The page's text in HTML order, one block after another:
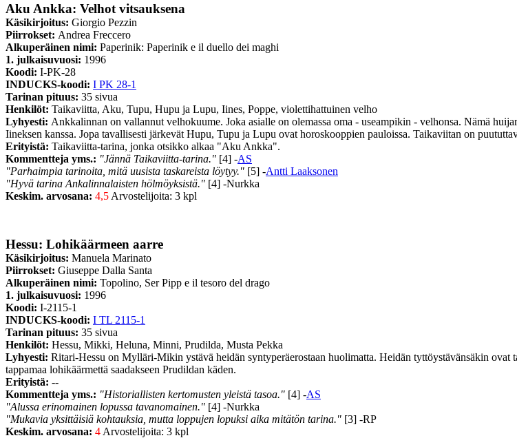
Aku Ankka: Velhot vitsauksena
Käsikirjoitus: Giorgio Pezzin
Piirrokset: Andrea Freccero
Alkuperäinen nimi: Paperinik: Paperinik e il duello dei maghi
1. julkaisuvuosi: 1996
Koodi: I-PK-28
INDUCKS-koodi: I PK 28-1
Tarinan pituus: 35 sivua
Henkilöt: Taikaviitta, Aku, Tupu, Hupu ja Lupu, Iines, Poppe, violettihattuinen velho
Lyhyesti: Ankkalinnan on vallannut velhokuume. Joka asialle on olemassa oma - useampikin - velhonsa. Nämä
Iineksen kanssa. Jopa tavallisesti järkevät Hupu, Tupu ja Lupu ovat horoskooppien pauloissa. Taikaviitan on
Erityistä: Taikaviitta-tarina, jonka otsikko alkaa "Aku Ankka".
Kommentteja yms.: "Jännä Taikaviitta-tarina." [4] -AS
"Parhaimpia tarinoita, mitä uusista taskareista löytyy." [5] -Antti Laaksonen
"Hyvä tarina Ankalinnalaisten hölmöyksistä." [4] -Nurkka
Keskim. arvosana: 4,5 Arvostelijoita: 3 kpl
Hessu: Lohikäärmeen aarre
Käsikirjoitus: Manuela Marinato
Piirrokset: Giuseppe Dalla Santa
Alkuperäinen nimi: Topolino, Ser Pipp e il tesoro del drago
1. julkaisuvuosi: 1996
Koodi: I-2115-1
INDUCKS-koodi: I TL 2115-1
Tarinan pituus: 35 sivua
Henkilöt: Hessu, Mikki, Heluna, Minni, Prudilda, Musta Pekka
Lyhyesti: Ritari-Hessu on Mylläri-Mikin ystävä heidän syntyperäerostaan huolimatta. Heidän tyttöystävänsäkin ovat
tappamaa lohikäärmettä saadakseen Prudildan käden.
Erityistä: --
Kommentteja yms.: "Historiallisten kertomusten yleistä tasoa." [4] -AS
"Alussa erinomainen lopussa tavanomainen." [4] -Nurkka
"Mukavia yksittäisiä kohtauksia, mutta loppujen lopuksi aika mitätön tarina." [3] -RP
Keskim. arvosana: 4 Arvostelijoita: 3 kpl